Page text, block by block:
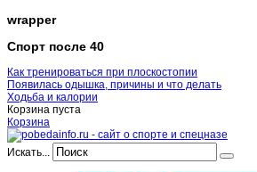
wrapper
Спорт после 40
Как тренироваться при плоскостопии
Появилась одышка, причины и что делать
Ходьба и калории
Корзина пуста
Корзина
Искать...